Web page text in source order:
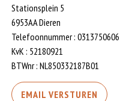
Stationsplein 5
6953AA Dieren
Telefoonnummer : 0313750606
KvK : 52180921
BTWnr : NL850332187B01
EMAIL VERSTUREN